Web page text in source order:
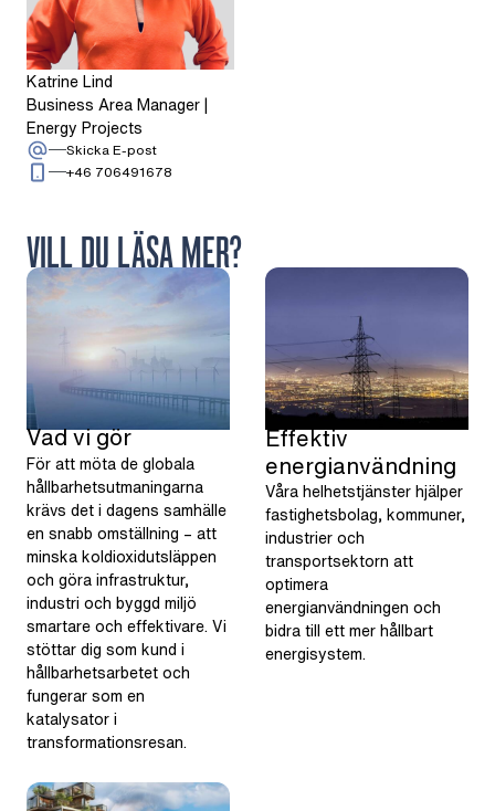
Katrine Lind
Business Area Manager |
Energy Projects
Skicka E-post: Katrine Lind
+46 706491678
VILL DU LÄSA MER?
Vad vi gör
För att möta de globala
hållbarhetsutmaningarna
krävs det i dagens samhälle
en snabb omställning – att
minska koldioxidutsläppen
och göra infrastruktur,
industri och byggd miljö
smartare och effektivare. Vi
stöttar dig som kund i
hållbarhetsarbetet och
fungerar som en
katalysator i
transformationsresan.
Effektiv
energianvändning
Våra helhetstjänster hjälper
fastighetsbolag, kommuner,
industrier och
transportsektorn att
optimera
energianvändningen och
bidra till ett mer hållbart
energisystem.